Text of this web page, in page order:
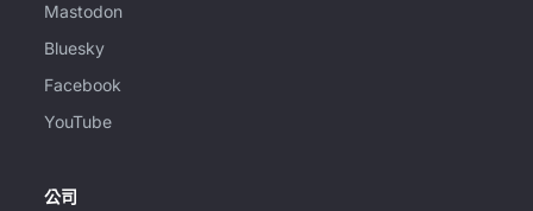
Mastodon
Bluesky
Facebook
YouTube
公司